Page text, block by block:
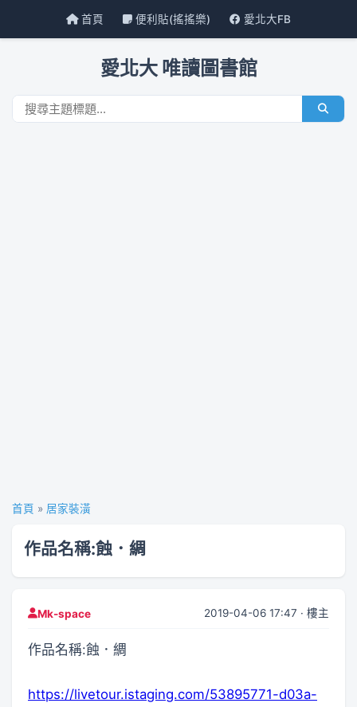
首頁 便利貼(搖搖樂) 愛北大FB
愛北大 唯讀圖書館
首頁 » 居家裝潢
作品名稱:蝕．綢
Mk-space 2019-04-06 17:47 · 樓主
作品名稱:蝕．綢
https://livetour.istaging.com/53895771-d03a-